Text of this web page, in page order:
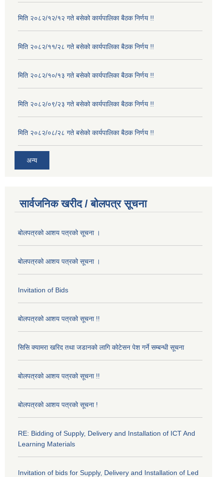
मिति २०८२/१२/१२ गते बसेको कार्यपालिका बैठक निर्णय !!
मिति २०८२/११/२८ गते बसेको कार्यपालिका बैठक निर्णय !!
मिति २०८२/१०/१३ गते बसेको कार्यपालिका बैठक निर्णय !!
मिति २०८२/०९/२३ गते बसेको कार्यपालिका बैठक निर्णय !!
मिति २०८२/०८/२८ गते बसेको कार्यपालिका बैठक निर्णय !!
अन्य
सार्वजनिक खरीद / बोलपत्र सूचना
बोलपत्रको आशय पत्रको सूचना ।
बोलपत्रको आशय पत्रको सूचना ।
Invitation of Bids
बोलपत्रको आशय पत्रको सूचना !!
सिसि क्यामरा खरिद तथा जडानको लागि कोटेसन पेश गर्ने सम्बन्धी सूचना
बोलपत्रको आशय पत्रको सूचना !!
बोलपत्रको आशय पत्रको सूचना !
RE: Bidding of Supply, Delivery and Installation of ICT And
Learning Materials
Invitation of bids for Supply, Delivery and Installation of Led